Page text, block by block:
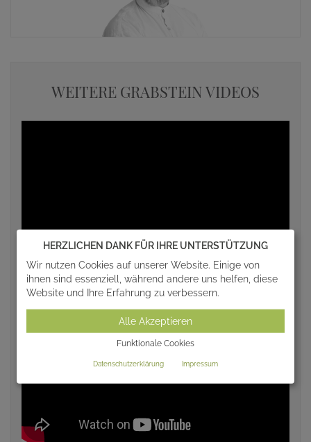
WEITERE GRABSTEIN VIDEOS
HERZLICHEN DANK FÜR IHRE UNTERSTÜTZUNG
Wir nutzen Cookies auf unserer Website. Einige von
ihnen sind essenziell, während andere uns helfen, diese
Website und Ihre Erfahrung zu verbessern.
Alle Akzeptieren
Funktionale Cookies
Datenschutzerklärung Impressum